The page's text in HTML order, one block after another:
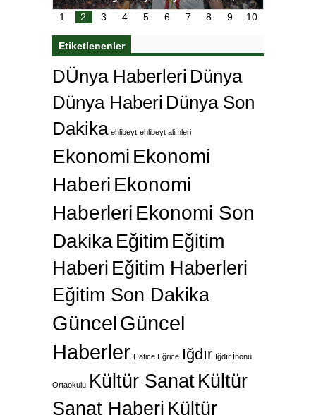
Galatasaray’dan bakın ne istedi
1
2 3 4 5 6 7 8 9 10
Etiketlenenler
DÜnya Haberleri Dünya
Dünya Haberi Dünya Son
Dakika ehlibeyt ehlibeyt alimleri
Ekonomi Ekonomi
Haberi Ekonomi
Haberleri Ekonomi Son
Dakika Eğitim Eğitim
Haberi Eğitim Haberleri
Eğitim Son Dakika
GüncelGüncel
Haberler Hatice Eğrice Iğdır Iğdır İnönü
Ortaokulu Kültür SanatKültür
Sanat Haberi Kültür